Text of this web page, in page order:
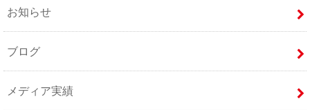
お知らせ
ブログ
メディア実績